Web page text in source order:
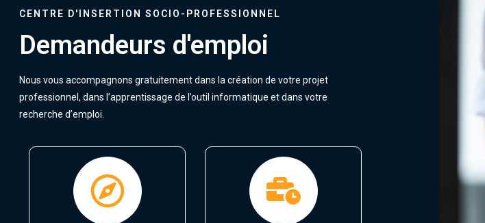
CENTRE D'INSERTION SOCIO-PROFESSIONNEL
Demandeurs d'emploi
Nous vous accompagnons gratuitement dans la création de votre projet
professionnel, dans l’apprentissage de l’outil informatique et dans votre
recherche d’emploi.